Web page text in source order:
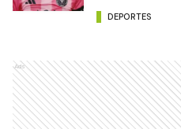
DEPORTES
Ads